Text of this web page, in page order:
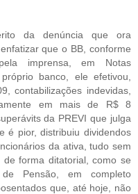
da denúncia que ora
que o BB, conforme
imprensa, em Notas
banco, ele efetivou,
contabilizações indevidas,
em mais de R$ 8
da PREVI que julga
é pior, distribuiu dividendos
da ativa, tudo sem
de forma ditatorial, como se
Pensão, em completo
que, até hoje, não